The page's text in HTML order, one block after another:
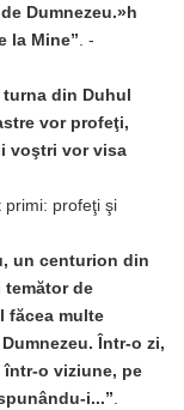
Dumnezeu.»h
la Mine”. -
din Duhul
vor profeţi,
voştri vor visa
primi: profeţi şi
un centurion din
temător de
făcea multe
Într-o zi,
într-o viziune, pe
i...”.